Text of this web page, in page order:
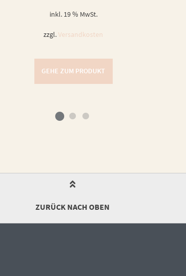
inkl. 19 % MwSt.
zzgl.Versandkosten
GEHE ZUM PRODUKT
ZURÜCK NACH OBEN